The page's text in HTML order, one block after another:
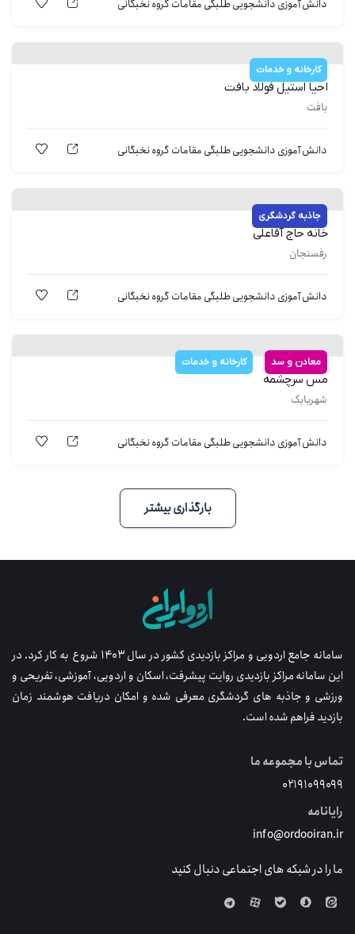
دانش آموزیدانشجوییطلبگیمقاماتگروه نخبگانی
کارخانه و خدمات
احیا استیل فولاد بافت
بافت
دانش آموزیدانشجوییطلبگیمقاماتگروه نخبگانی
جاذبه گردشگری
خانه حاج آقاعلی
رفسنجان
دانش آموزیدانشجوییطلبگیمقاماتگروه نخبگانی
معادن و سد کارخانه و خدمات
مس سرچشمه
شهربابک
دانش آموزیدانشجوییطلبگیمقاماتگروه نخبگانی
بارگذاری بیشتر
سامانه جامع اردویی و مراکز بازدیدی کشور در سال ۱۴۰۳ شروع به کار کرد. در
این سامانه مراکز بازدیدی روایت پیشرفت، اسکان و اردویی، آموزشی، تفریحی و
ورزشی و جاذبه های گردشگری معرفی شده و امکان دریافت هوشمند زمان
بازدید فراهم شده است.
تماس با مجموعه ما
۰۲۱۹۱۰۹۹۰۹۹
رایانامه
info@ordooiran.ir
ما را در شبکه های اجتماعی دنبال کنید